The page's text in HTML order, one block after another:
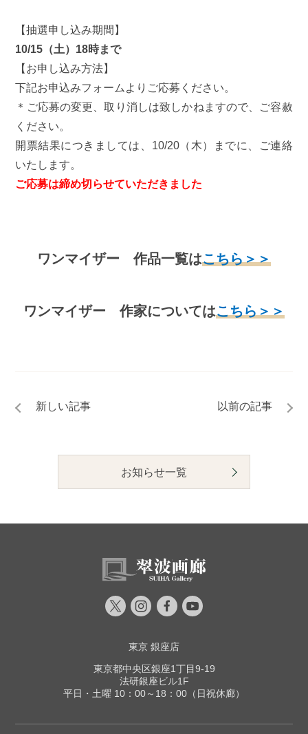
【抽選申し込み期間】
10/15（土）18時まで
【お申し込み方法】
下記お申込みフォームよりご応募ください。
＊ご応募の変更、取り消しは致しかねますので、ご容赦
ください。
開票結果につきましては、10/20（木）までに、ご連絡
いたします。
ご応募は締め切らせていただきました
ワンマイザー 作品一覧はこちら＞＞
ワンマイザー 作家についてはこちら＞＞
お知らせ一覧
東京 銀座店
東京都中央区銀座1丁目9-19
法研銀座ビル1F
平日・土曜 10：00～18：00（日祝休廊）